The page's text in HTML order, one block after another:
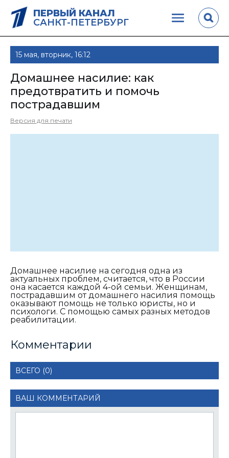
ПЕРВЫЙ КАНАЛ
САНКТ-ПЕТЕРБУРГ
15 мая, вторник, 16:12
Домашнее насилие: как
предотвратить и помочь
пострадавшим
Версия для печати
Домашнее насилие на сегодня одна из
актуальных проблем, считается, что в России
она касается каждой 4-ой семьи. Женщинам,
пострадавшим от домашнего насилия помощь
оказывают помощь не только юристы, но и
психологи. С помощью самых разных методов
реабилитации.
Комментарии
ВСЕГО (0)
ВАШ КОММЕНТАРИЙ